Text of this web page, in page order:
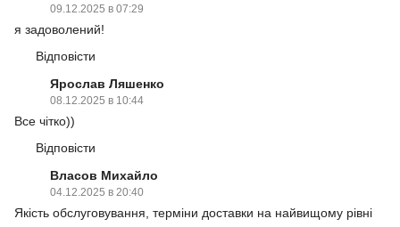
09.12.2025 в 07:29
я задоволений!
Відповісти
Ярослав Ляшенко
08.12.2025 в 10:44
Все чітко))
Відповісти
Власов Михайло
04.12.2025 в 20:40
Якість обслуговування, терміни доставки на найвищому рівні